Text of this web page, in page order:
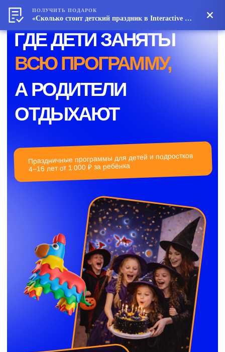
ГДЕ ДЕТИ ЗАНЯТЫ
ДЕНЬ РОЖДЕНИЯ,
А РОДИТЕЛИ
ОТДЫХАЮТ
ВСЮ ПРОГРАММУ,
Праздничные программы для детей и подростков
4−16 лет от 1 000 ₽ за ребёнка
ПОЛУЧИТЬ ПОДАРОК
«Сколько стоит детский праздник в Interactive Kids»